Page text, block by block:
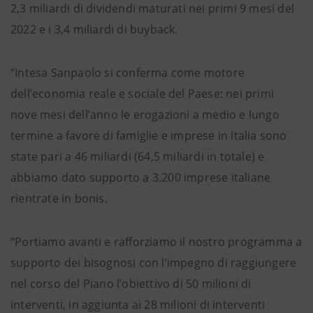
2,3 miliardi di dividendi maturati nei primi 9 mesi del
2022 e i 3,4 miliardi di buyback.
“Intesa Sanpaolo si conferma come motore
dell’economia reale e sociale del Paese: nei primi
nove mesi dell’anno le erogazioni a medio e lungo
termine a favore di famiglie e imprese in Italia sono
state pari a 46 miliardi (64,5 miliardi in totale) e
abbiamo dato supporto a 3.200 imprese italiane
rientrate in bonis.
“Portiamo avanti e rafforziamo il nostro programma a
supporto dei bisognosi con l’impegno di raggiungere
nel corso del Piano l’obiettivo di 50 milioni di
interventi, in aggiunta ai 28 milioni di interventi